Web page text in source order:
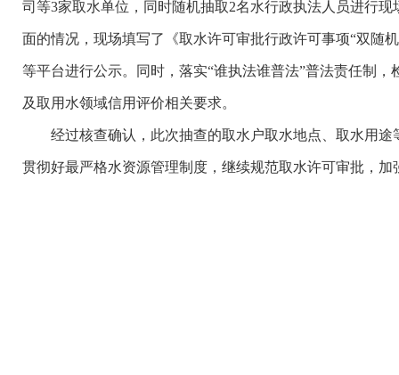
司等3家取水单位，同时随机抽取2名水行政执法人员进行
面的情况，现场填写了《取水许可审批行政许可事项“双随
等平台进行公示。同时，落实“谁执法谁普法”普法责任制
及取用水领域信用评价相关要求。
经过核查确认，此次抽查的取水户取水地点、取水用途
贯彻好最严格水资源管理制度，继续规范取水许可审批，